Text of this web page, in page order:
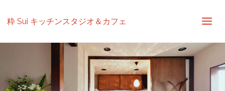
粋 Sui キッチンスタジオ＆カフェ